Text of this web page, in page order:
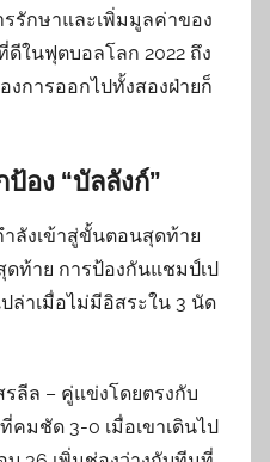
รรักษาและเพิ่มมูลค่าของ
ในฟุตบอลโลก 2022 ถึง
งการออกไปทั้งสองฝ่ายก็
อง “บัลลังก์”
ำลังเข้าสู่ขั้นตอนสุดท้าย
ดท้าย การป้องกันแชมป์เป
ล่าเมื่อไม่มีอิสระใน 3 นัด
ลีล – คู่แข่งโดยตรงกับ
คมชัด 3-0 เมื่อเขาเดินไป